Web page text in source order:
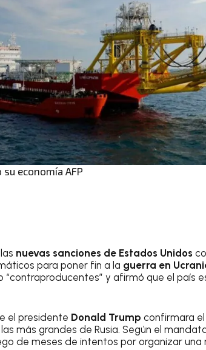
economía AFP
nuevas sanciones de Estados Unidos
para poner fin a la guerra en
y afirmó que el país
el presidente Donald Trump confirmara
las más grandes de Rusia. Según el
de meses de intentos por organizar